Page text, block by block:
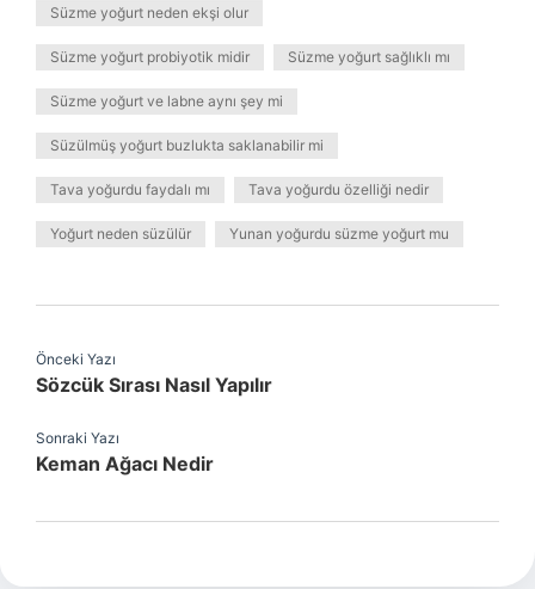
Süzme yoğurt neden ekşi olur
Süzme yoğurt probiyotik midir Süzme yoğurt sağlıklı mı
Süzme yoğurt ve labne aynı şey mi
Süzülmüş yoğurt buzlukta saklanabilir mi
Tava yoğurdu faydalı mı Tava yoğurdu özelliği nedir
Yoğurt neden süzülür Yunan yoğurdu süzme yoğurt mu
Önceki Yazı
Sözcük Sırası Nasıl Yapılır
Sonraki Yazı
Keman Ağacı Nedir